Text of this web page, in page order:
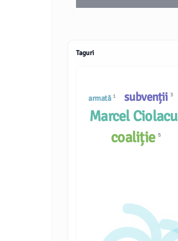
Taguri
armată 1
coaliție 5
Marcel Ciolacu
subvenții 3